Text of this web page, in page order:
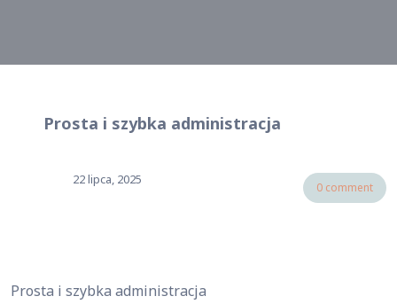
Prosta i szybka administracja
22 lipca, 2025
0 comment
Prosta i szybka administracja